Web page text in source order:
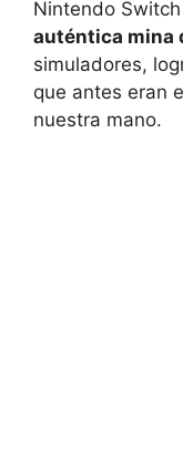
Nintendo
auténtica mina
simuladores,
que antes eran
nuestra mano.